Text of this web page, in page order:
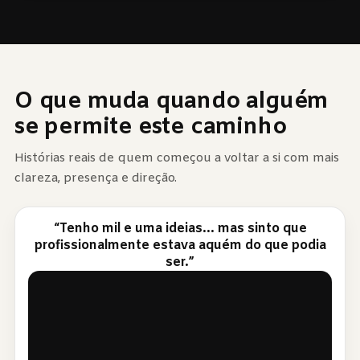
O que muda quando alguém
se permite este caminho
Histórias reais de quem começou a voltar a si com mais
clareza, presença e direção.
“Tenho mil e uma ideias... mas sinto que
profissionalmente estava aquém do que podia
ser.”